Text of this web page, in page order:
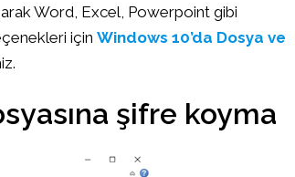
Word, Excel, Powerpoint gibi
için Windows 10’da Dosya ve
şifre koyma